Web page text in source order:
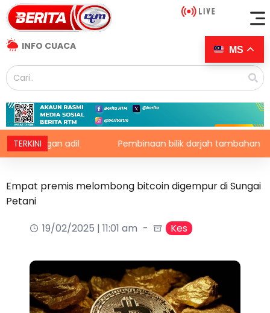
INFO CUACA
TERKINI
adil Pembinaan bilik darjah tambahan
Empat premis melombong bitcoin digempur di Sungai
Petani
19/02/2025 | 11:01 am
Kes
MS